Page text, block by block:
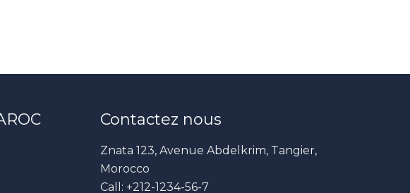
Contactez nous
Znata 123, Avenue Abdelkrim, Tangier,
Morocco
Call: +212-1234-56-7